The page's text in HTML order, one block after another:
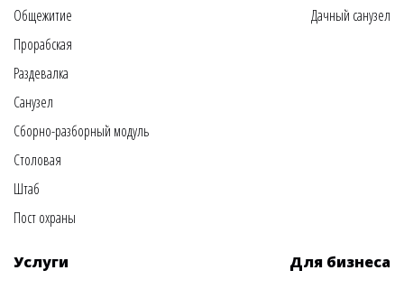
Общежитие
Прорабская
Раздевалка
Санузел
Сборно-разборный модуль
Столовая
Штаб
Пост охраны
Дачный санузел
Услуги
Для бизнеса